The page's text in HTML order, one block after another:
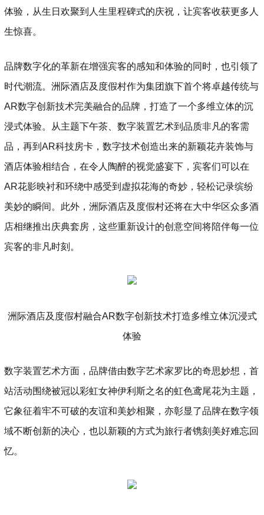
体验，从生日欢聚到人生里程碑式的庆祝，让宾客收获更多人
生惊喜。
品牌数字化的革新在增强宾客的感知和体验的同时，也引领了
时代潮流。洲际酒店及度假村作为集团旗下首个将卓越传统与
AR数字创新技术完美融合的品牌，打造了一个多维立体的沉
浸式体验。从主题下午茶、数字装置艺术到品质非凡的客需
品，再到AR科技房卡，数字技术创造出来的新颖花卉装饰与
酒店体验相结合，在令人陶醉的视觉盛宴下，宾客们可以在
AR花影映衬和环绕中感受到虚拟花海的奇妙，轻松记录缤纷
美妙的瞬间。此外，洲际酒店及度假村还将在大中华区众多酒
店相继推出庆典套房，这些重新设计的创意空间将陪伴每一位
宾客的非凡时刻。
洲际酒店及度假村融合AR数字创新技术打造多维立体沉浸式
体验
数字装置艺术方面，品牌借由数字艺术家罗比的奇思妙想，首
站活动围绕被冠以彩虹女神伊利斯之名的虹色鸢尾花为主题，
它象征着牢不可破的友谊和美妙相聚，亦彰显了品牌在数字领
域不断创新的决心，也以新颖的方式为旅行者镌刻美好难忘回
忆。